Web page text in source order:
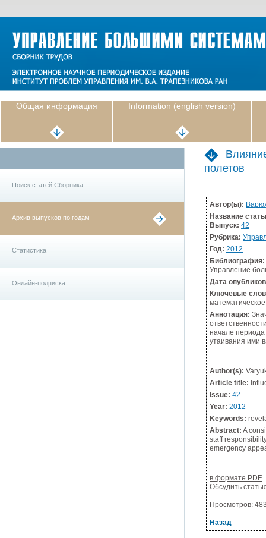
Общая информация Information (english version)
Поиск статей Сборника
Архив выпусков по годам
Статистика
Онлайн-подписка
полетов
Автор(ы):
Название
Выпуск: 42
Рубрика:
Год: 2012
Библиография:
Управление
Дата
Ключевые
Аннотация:
начале периода
утаивания ими
Author(s):
Article title:
Issue: 42
Year: 2012
Keywords:
Abstract: A
staff
emergency
в формате PDF
Обсудить
Просмотров:
Назад